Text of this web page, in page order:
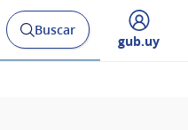
Abrir
buscador
Buscar
Desplegar
gub.uy